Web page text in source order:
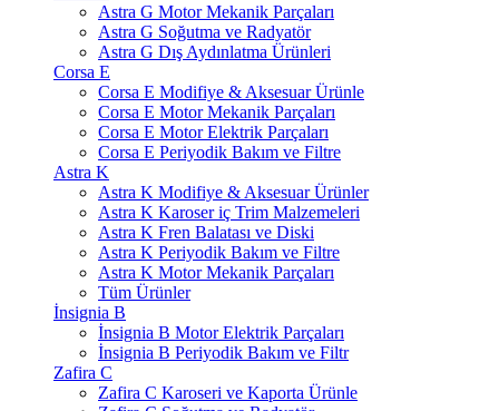
Astra G Motor Mekanik Parçaları
Astra G Soğutma ve Radyatör
Astra G Dış Aydınlatma Ürünleri
Corsa E
Corsa E Modifiye & Aksesuar Ürünle
Corsa E Motor Mekanik Parçaları
Corsa E Motor Elektrik Parçaları
Corsa E Periyodik Bakım ve Filtre
Astra K
Astra K Modifiye & Aksesuar Ürünler
Astra K Karoser iç Trim Malzemeleri
Astra K Fren Balatası ve Diski
Astra K Periyodik Bakım ve Filtre
Astra K Motor Mekanik Parçaları
Tüm Ürünler
İnsignia B
İnsignia B Motor Elektrik Parçaları
İnsignia B Periyodik Bakım ve Filtr
Zafira C
Zafira C Karoseri ve Kaporta Ürünle